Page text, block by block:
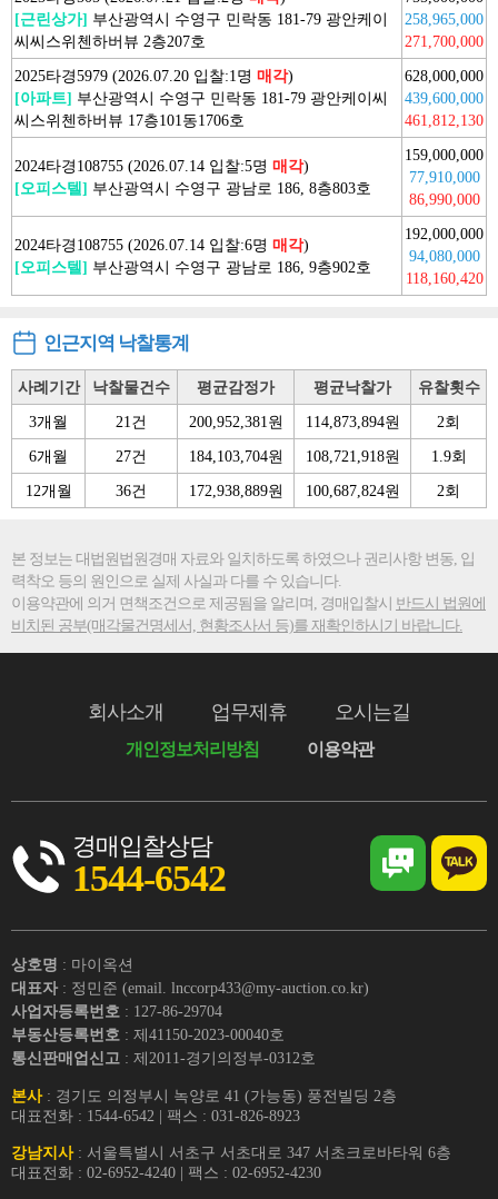
[근린상가] 부산광역시 수영구 민락동 181-79 광안케이
씨씨스위첸하버뷰 2층207호
258,965,000
271,700,000
2025타경5979 (2026.07.20 입찰:1명 매각)
[아파트] 부산광역시 수영구 민락동 181-79 광안케이씨
씨스위첸하버뷰 17층101동1706호
628,000,000
439,600,000
461,812,130
2024타경108755 (2026.07.14 입찰:5명 매각)
[오피스텔] 부산광역시 수영구 광남로 186, 8층803호
159,000,000
77,910,000
86,990,000
2024타경108755 (2026.07.14 입찰:6명 매각)
[오피스텔] 부산광역시 수영구 광남로 186, 9층902호
192,000,000
94,080,000
118,160,420
인근지역 낙찰통계
사례기간 낙찰물건수 평균감정가 평균낙찰가
유찰횟수
3개월
21건 200,952,381원 114,873,894원
2회
6개월
27건 184,103,704원 108,721,918원
1.9회
12개월
36건 172,938,889원 100,687,824원 2회
본 정보는 대법원법원경매 자료와 일치하도록 하였으나 권리사항 변동, 입
력착오 등의 원인으로 실제 사실과 다를 수 있습니다.
이용약관에 의거 면책조건으로 제공됨을 알리며, 경매입찰시 반드시 법원에
비치된 공부(매각물건명세서, 현황조사서 등)를 재확인하시기 바랍니다.
회사소개 업무제휴 오시는길
개인정보처리방침 이용약관
경매입찰상담
1544-6542
상호명 : 마이옥션
대표자 : 정민준 (email. lnccorp433@my-auction.co.kr)
사업자등록번호 : 127-86-29704
부동산등록번호 : 제41150-2023-00040호
통신판매업신고 : 제2011-경기의정부-0312호
본사: 경기도 의정부시 녹양로 41 (가능동) 풍전빌딩 2층
대표전화 : 1544-6542 | 팩스 : 031-826-8923
강남지사: 서울특별시 서초구 서초대로 347 서초크로바타워 6층
대표전화 : 02-6952-4240 | 팩스 : 02-6952-4230